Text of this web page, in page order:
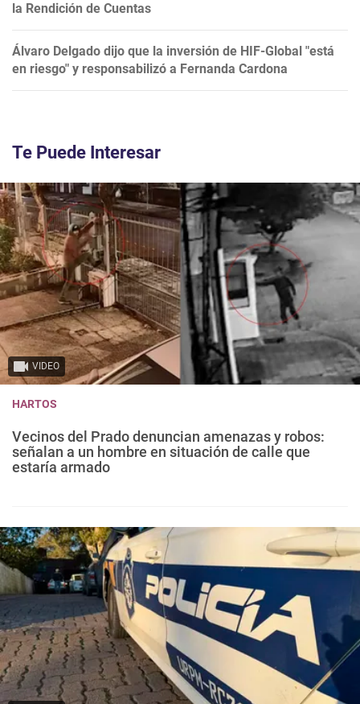
la Rendición de Cuentas
Álvaro Delgado dijo que la inversión de HIF-Global "está
en riesgo" y responsabilizó a Fernanda Cardona
Te Puede Interesar
VIDEO
HARTOS
Vecinos del Prado denuncian amenazas y robos:
señalan a un hombre en situación de calle que
estaría armado